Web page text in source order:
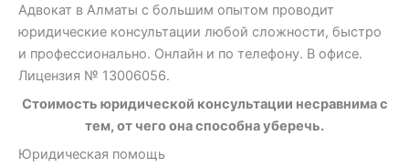
Адвокат в Алматы с большим опытом проводит
юридические консультации любой сложности, быстро
и профессионально. Онлайн и по телефону. В офисе.
Лицензия № 13006056.
Стоимость юридической консультации несравнима с
тем, от чего она способна уберечь.
Юридическая помощь